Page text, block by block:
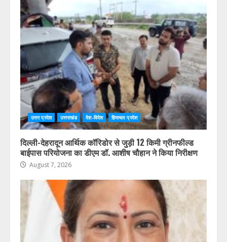
उत्तर प्रदेश उत्तराखंड देश-विदेश हिमाचल प्रदेश
दिल्ली-देहरादून आर्थिक कॉरिडोर से जुड़ी 12 किमी ग्रीनफील्ड
बाईपास परियोजना का डीएम डॉ. आशीष चौहान ने किया निरीक्षण
August 7, 2026